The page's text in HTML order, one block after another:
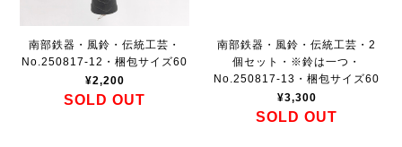
南部鉄器・風鈴・伝統工芸・
No.250817-12・梱包サイズ60
¥2,200
SOLD OUT
南部鉄器・風鈴・伝統工芸・2
個セット・※鈴は一つ・
No.250817-13・梱包サイズ60
¥3,300
SOLD OUT